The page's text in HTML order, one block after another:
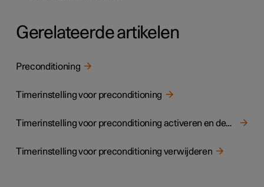
Gerelateerde artikelen
Preconditioning
Timerinstelling voor preconditioning
Timerinstelling voor preconditioning activeren en deactiveren
Timerinstelling voor preconditioning verwijderen